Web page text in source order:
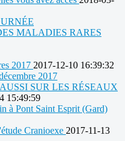
MALADIES RARES
2017 2017-12-10 16:39:32
2017
SUR LES RÉSEAUX
15:49:59
à Pont Saint Esprit (Gard)
Cranioexe 2017-11-13